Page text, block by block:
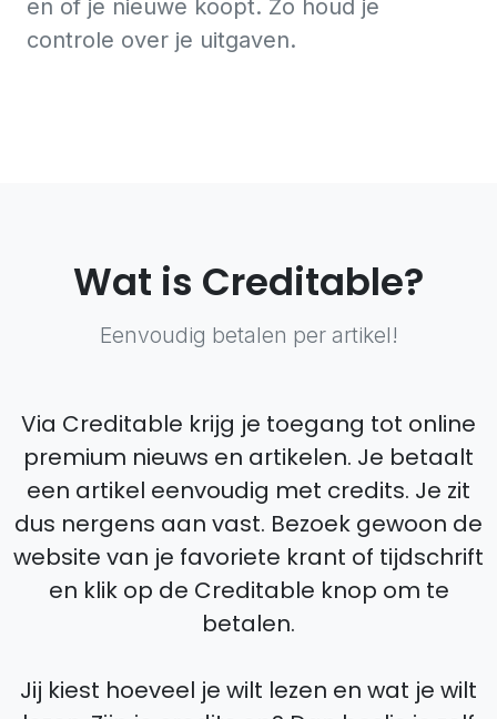
en of je nieuwe koopt. Zo houd je
controle over je uitgaven.
Wat is Creditable?
Eenvoudig betalen per artikel!
Via Creditable krijg je toegang tot online
premium nieuws en artikelen. Je betaalt
een artikel eenvoudig met credits. Je zit
dus nergens aan vast. Bezoek gewoon de
website van je favoriete krant of tijdschrift
en klik op de Creditable knop om te
betalen.
Jij kiest hoeveel je wilt lezen en wat je wilt